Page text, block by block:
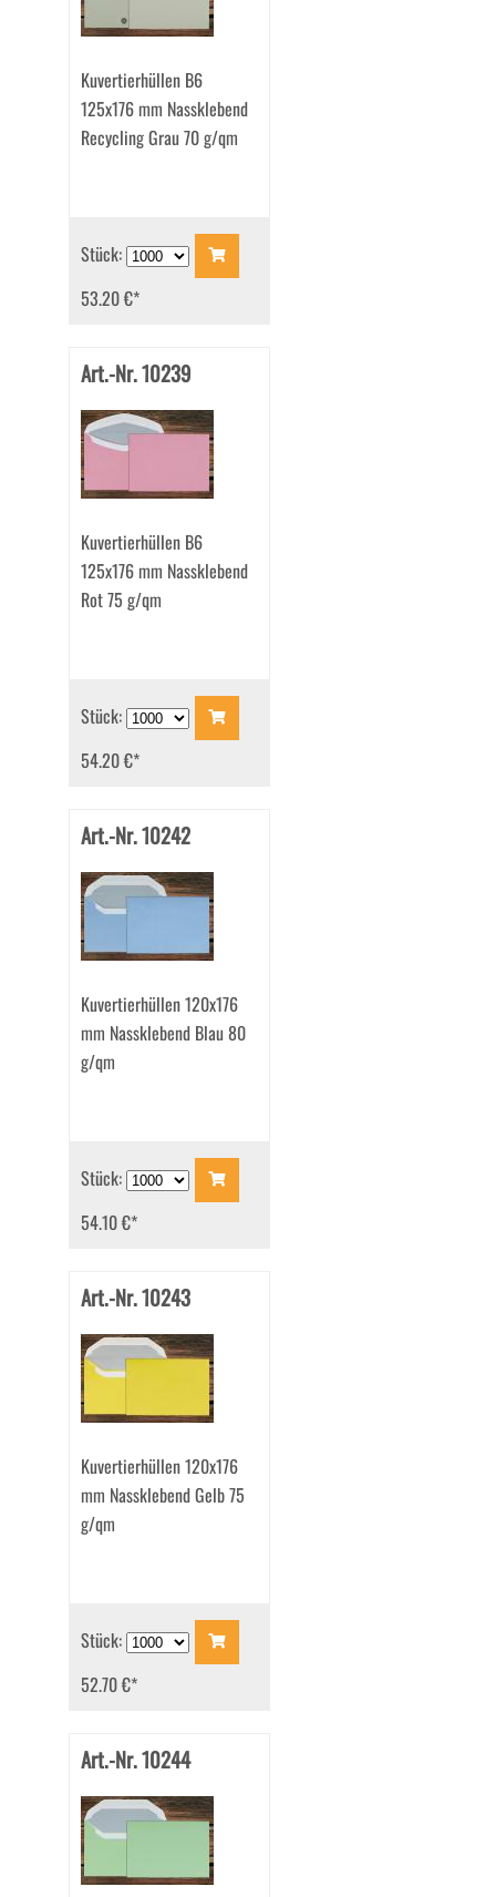
Kuvertierhüllen B6
125x176 mm Nassklebend
Recycling Grau 70 g/qm
Stück:
53.20 €*
Art.-Nr. 10239
Kuvertierhüllen B6
125x176 mm Nassklebend
Rot 75 g/qm
Stück:
54.20 €*
Art.-Nr. 10242
Kuvertierhüllen 120x176
mm Nassklebend Blau 80
g/qm
Stück:
54.10 €*
Art.-Nr. 10243
Kuvertierhüllen 120x176
mm Nassklebend Gelb 75
g/qm
Stück:
52.70 €*
Art.-Nr. 10244